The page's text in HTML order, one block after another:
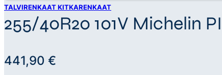
TALVIRENKAAT KITKARENKAAT
255/40R20 101V Michelin
441,90 €